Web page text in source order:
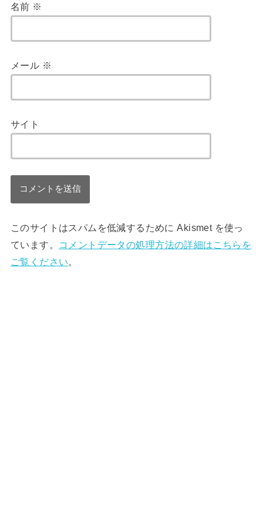
名前 ※
メール ※
サイト
このサイトはスパムを低減するために Akismet を使っ
ています。
コメントデータの処理方法の詳細はこちらを
ご覧ください。